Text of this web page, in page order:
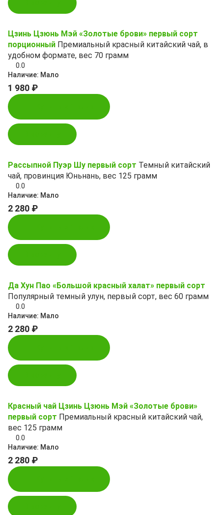
Цзинь Цзюнь Мэй «Золотые брови» первый сорт
порционный Премиальный красный китайский чай, в
удобном формате, вес 70 грамм
0.0
Наличие: Мало
1 980 ₽
Рассыпной Пуэр Шу первый сорт Темный китайский
чай, провинция Юньнань, вес 125 грамм
0.0
Наличие: Мало
2 280 ₽
Да Хун Пао «Большой красный халат» первый сорт
Популярный темный улун, первый сорт, вес 60 грамм
0.0
Наличие: Мало
2 280 ₽
Красный чай Цзинь Цзюнь Мэй «Золотые брови»
первый сорт Премиальный красный китайский чай,
вес 125 грамм
0.0
Наличие: Мало
2 280 ₽